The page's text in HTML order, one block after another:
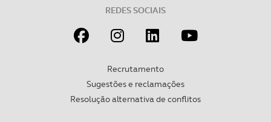
REDES SOCIAIS
Recrutamento
Sugestões e reclamações
Resolução alternativa de conflitos